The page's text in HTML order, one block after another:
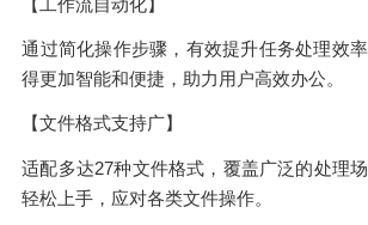
通过简化操作步骤，有效提升任务处理效
得更加智能和便捷，助力用户高效办公。
【文件格式支持广】
适配多达27种文件格式，覆盖广泛的处理
轻松上手，应对各类文件操作。